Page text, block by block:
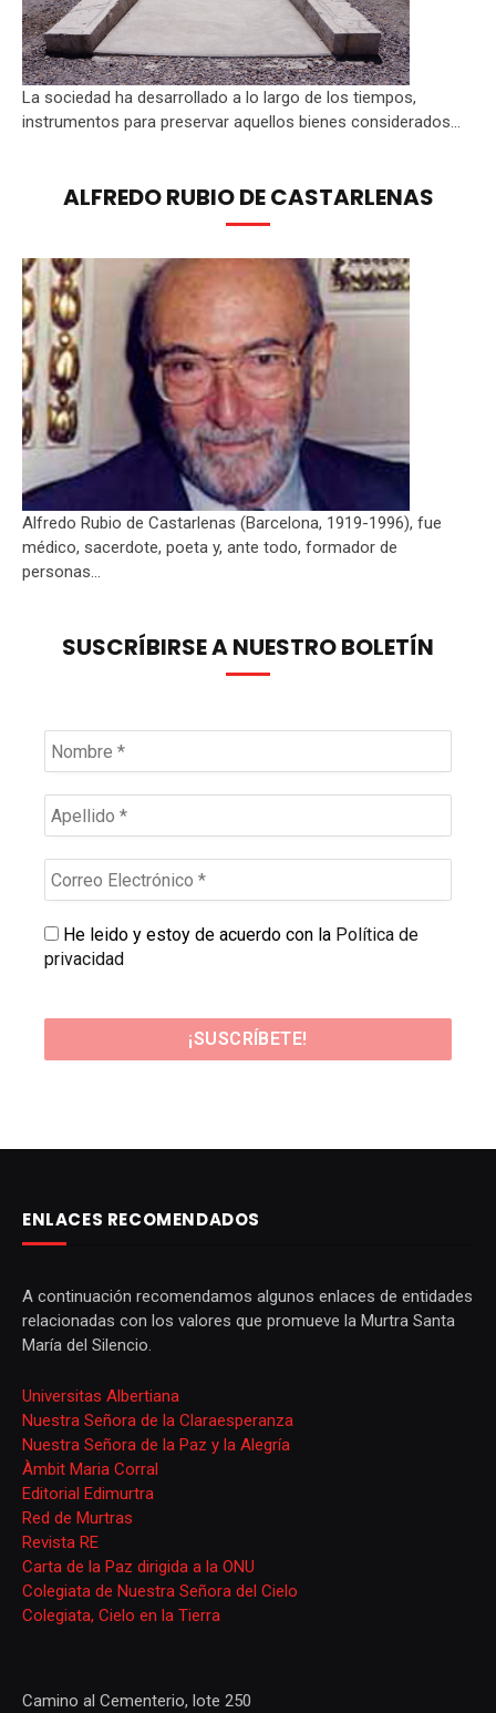
La sociedad ha desarrollado a lo largo de los tiempos,
instrumentos para preservar aquellos bienes considerados...
ALFREDO RUBIO DE CASTARLENAS
Alfredo Rubio de Castarlenas (Barcelona, 1919-1996), fue
médico, sacerdote, poeta y, ante todo, formador de
personas...
SUSCRÍBIRSE A NUESTRO BOLETÍN
He leido y estoy de acuerdo con la Política de
privacidad
ENLACES RECOMENDADOS
A continuación recomendamos algunos enlaces de entidades
relacionadas con los valores que promueve la Murtra Santa
María del Silencio.
Universitas Albertiana
Nuestra Señora de la Claraesperanza
Nuestra Señora de la Paz y la Alegría
Àmbit Maria Corral
Editorial Edimurtra
Red de Murtras
Revista RE
Carta de la Paz dirigida a la ONU
Colegiata de Nuestra Señora del Cielo
Colegiata, Cielo en la Tierra
Camino al Cementerio, lote 250